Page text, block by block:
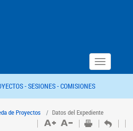
Toggle
navigation
-SESIONES -COMISIONES
de Proyectos Datos del Expediente